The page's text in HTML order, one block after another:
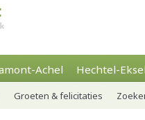
Achel Hechtel-
Groeten & felicitaties